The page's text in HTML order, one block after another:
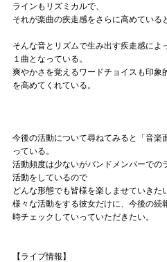
ラインもリズミカルで、
それが楽曲の疾走感をさらに高めている
そんな音とリズムで生み出す疾走感によ
１曲となっている。
爽やかさを覚えるワードチョイスも印象
を高めてくれている。
今後の活動について尋ねてみると「音楽
っている。
活動頻度は少ないがバンドメンバーでの
活動をしているので
どんな形態でも皆様を楽しませていきた
様々な活動をする彼女だけに、今後の続
時チェックしていっていただきたい。
【ライブ情報】